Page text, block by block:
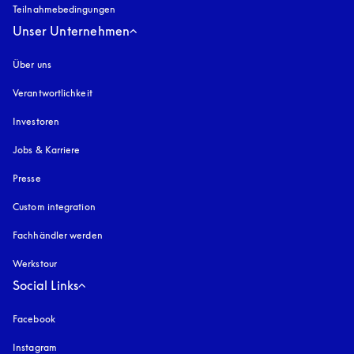
Teilnahmebedingungen
Unser Unternehmen
Über uns
Verantwortlichkeit
Investoren
Jobs & Karriere
Presse
Custom integration
Fachhändler werden
Werkstour
Social Links
Facebook
Instagram